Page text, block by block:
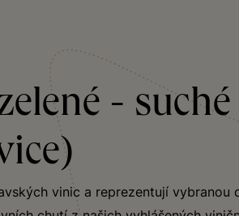
-
vinic a reprezentují vybranou